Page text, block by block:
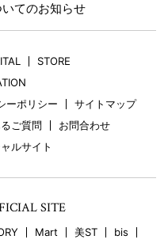
てのお知らせ
STORE
ーポリシー
サイトマップ
ご質問
お問合わせ
ルサイト
SITE
Mart 美ST bis